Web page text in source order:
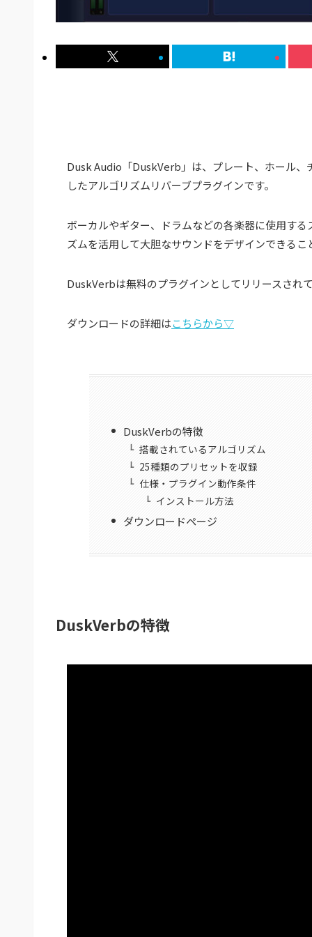
Dusk Audio「DuskVerb」は、プレート、ホール
したアルゴリズムリバーブプラグインです。
ボーカルやギター、ドラムなどの各楽器に使用す
ズムを活用して大胆なサウンドをデザインできるこ
DuskVerbは無料のプラグインとしてリリースされ
ダウンロードの詳細はこちらから▽
DuskVerbの特徴
搭載されているアルゴリズム
25種類のプリセットを収録
仕様・プラグイン動作条件
インストール方法
ダウンロードページ
DuskVerbの特徴